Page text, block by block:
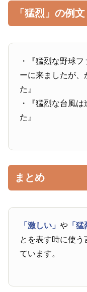
「猛烈」の例文
・『猛烈な野球
ーに来ましたが、
た』
・『猛烈な台風
た』
まとめ
「激しい」や 「猛
とを表す時に使
ています。